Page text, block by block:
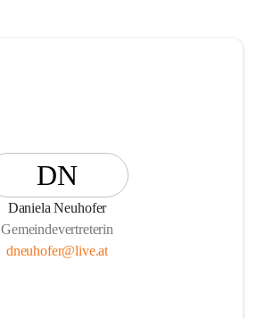
DN
Daniela Neuhofer
Gemeindevertreterin
dneuhofer@live.at